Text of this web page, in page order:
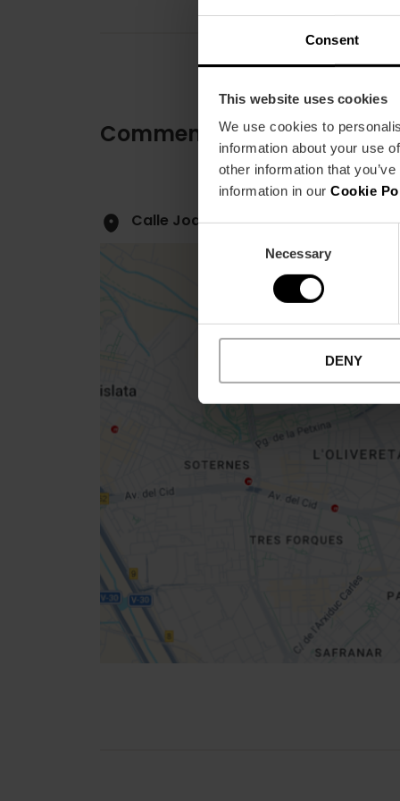
Consent
This website uses cookies
We use cookies to
information about your use
other information that
information in our Cookie
Necessary
DENY
Comment s'y rendre
Calle Joan Mercader, 16 46011
Directions
sidebar